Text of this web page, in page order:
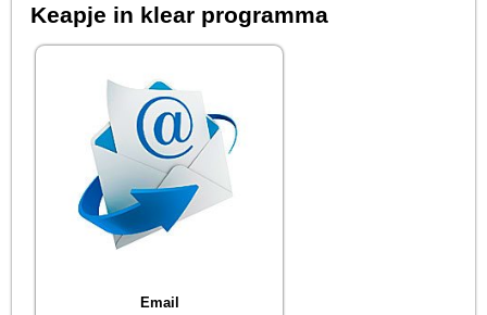
Keapje in klear programma
Email